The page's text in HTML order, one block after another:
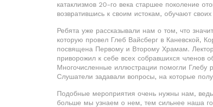
катаклизмов 20-го века старшее поколение
возвратившись к своим истокам, обучают
Ребята уже рассказывали нам о том, что
которую провел Глеб Вайсберг в Каневской,
посвящена Первому и Второму Храмам.
приворожил к себе всех собравшихся
Многочисленные иллюстрации помогли Глебу
Слушатели задавали вопросы, на которые
Подобные мероприятия очень нужны нам,
больше мы узнаем о нем, тем сильнее наша